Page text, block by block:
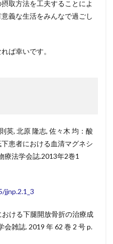
取方法を工夫することによ
義な生活をみんなで過ごし
ば幸いです。
英, 北原 隆志, 佐々木 均：酸
患者における血清マグネシ
療法学会誌.2013年2巻1
jjnp.2.1_3
おける下腿開放骨折の治療成
雑誌. 2019 年 62 巻 2 号 p.